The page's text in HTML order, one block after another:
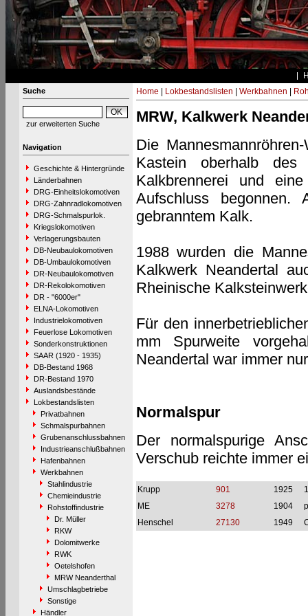
Suche
zur erweiterten Suche
Navigation
Geschichte & Hintergründe
Länderbahnen
DRG-Einheitslokomotiven
DRG-Zahnradlokomotiven
DRG-Schmalspurlok.
Kriegslokomotiven
Verlagerungsbauten
DB-Neubaulokomotiven
DB-Umbaulokomotiven
DR-Neubaulokomotiven
DR-Rekolokomotiven
DR - "6000er"
ELNA-Lokomotiven
Industrielokomotiven
Feuerlose Lokomotiven
Sonderkonstruktionen
SAAR (1920 - 1935)
DB-Bestand 1968
DR-Bestand 1970
Auslandsbestände
Lokbestandslisten
Privatbahnen
Schmalspurbahnen
Grubenanschlussbahnen
Industrieanschlußbahnen
Hafenbahnen
Werkbahnen
Stahlindustrie
Chemieindustrie
Rohstoffindustrie
Dr. Müller
RKW
Dolomitwerke
RWK
Oetelshofen
MRW Neanderthal
Umschlagbetriebe
Sonstige
Händler
Home Lokbestandslisten Werkbahnen
MRW, Kalkwerk
Die
Kastein oberhalb des
Kalkbrennerei und
Aufschluss
gebranntem Kalk.
1988 wurden die
Kalkwerk Neandertal
Rheinische
Für den
mm Spurweite
Neandertal war immer
Normalspur
Der normalspurige
Verschub reichte immer
Krupp 901 1925
ME
3278 1904
Henschel
27130 1949